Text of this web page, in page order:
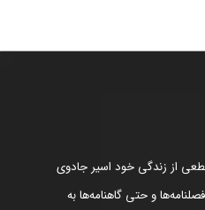
از زندگی خود اسیر جادوی
و حتی گاهنامه‌ها به